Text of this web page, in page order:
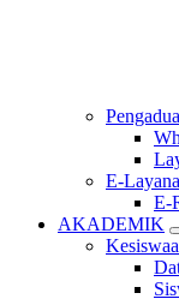
E-
E-
AKADEMIK